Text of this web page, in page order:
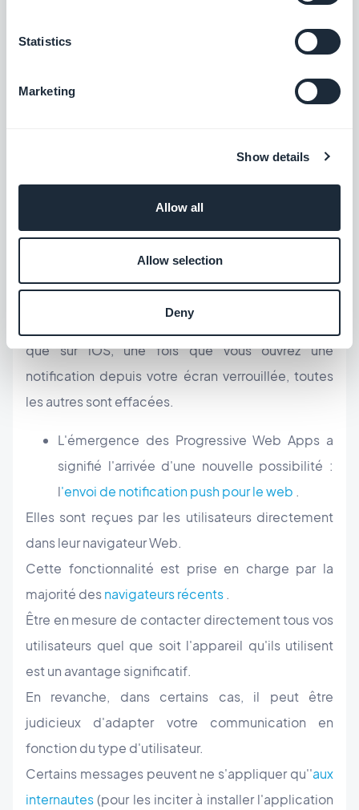
Statistics
Marketing
Show details
Allow all
Allow selection
Deny
Adaptez-vous aux appareils: les utilisateurs
sur Android est beaucoup plus élevé (91%)
ouvrez manuellement chaque notification; alors
que sur iOS, une fois que vous ouvrez une
notification depuis votre écran verrouillée, toutes
les autres sont effacées.
L'émergence des Progressive Web Apps a
signifié l'arrivée d'une nouvelle possibilité :
l'envoi de notification push pour le web .
Elles sont reçues par les utilisateurs directement
dans leur navigateur Web.
Cette fonctionnalité est prise en charge par la
majorité desnavigateurs récents .
Être en mesure de contacter directement tous vos
utilisateurs quel que soit l'appareil qu'ils utilisent
est un avantage significatif.
En revanche, dans certains cas, il peut être
judicieux d'adapter votre communication en
fonction du type d'utilisateur.
Certains messages peuvent ne s'appliquer qu''aux
internautes(pour les inciter à installer l'application